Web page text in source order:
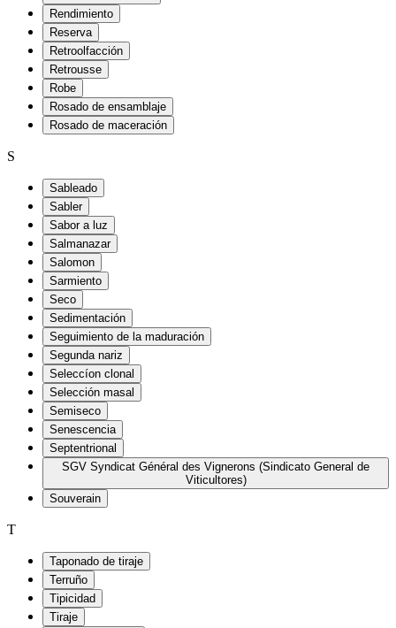
Rendimiento
Reserva
Retroolfacción
Retrousse
Robe
Rosado de ensamblaje
Rosado de maceración
S
Sableado
Sabler
Sabor a luz
Salmanazar
Salomon
Sarmiento
Seco
Sedimentación
Seguimiento de la maduración
Segunda nariz
Seleccíon clonal
Selección masal
Semiseco
Senescencia
Septentrional
SGV Syndicat Général des Vignerons (Sindicato General de
Viticultores)
Souverain
T
Taponado de tiraje
Terruño
Tipicidad
Tiraje